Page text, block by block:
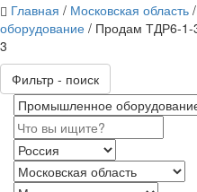
Главная / Московская область /
оборудование / Продам ТДР6-
3
Фильтр - поиск